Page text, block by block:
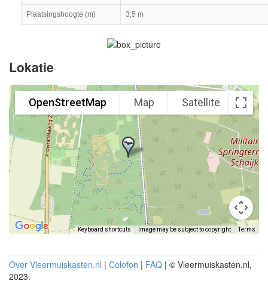
Plaatsingshoogte (m) 3,5 m
Lokatie
OpenStreetMap Map Satellite
Keyboard shortcuts Image may be subject to copyright Terms
Over Vleermuiskasten.nl | Colofon | FAQ | © Vleermuiskasten.nl,
2023.